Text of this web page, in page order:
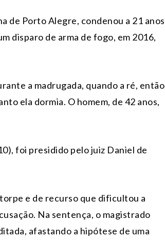
de Porto Alegre, condenou a 21 anos
disparo de arma de fogo, em 2016,
a madrugada, quando a ré, então
ela dormia. O homem, de 42 anos,
foi presidido pelo juiz Daniel de
e de recurso que dificultou a
Na sentença, o magistrado
afastando a hipótese de uma